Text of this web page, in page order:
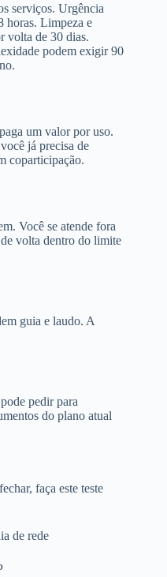
serviços. Urgência
horas. Limpeza e
volta de 30 dias.
podem exigir 90
um valor por uso.
já precisa de
coparticipação.
Você se atende fora
volta dentro do limite
guia e laudo. A
pedir para
do plano atual
faça este teste
de rede